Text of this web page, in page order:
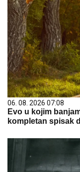
06. 08. 2026 07:08
Evo u kojim
kompletan spisak